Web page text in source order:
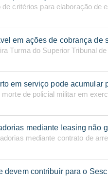
critérios para elaboração de
em ações de cobrança de
Turma do Superior Tribunal
em serviço pode acumular
de policial militar em
mediante leasing não
mediante contrato de
devem contribuir para o